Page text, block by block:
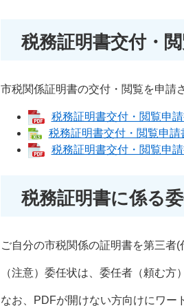
税務証明書交付・
市税関係証明書の交付・閲覧を申請
税務証明書交付・閲覧申
税務証明書交付・閲覧申
税務証明書交付・閲覧申
税務証明書に係る
ご自分の市税関係の証明書を第三者
（注意）委任状は、委任者（頼む方
なお、PDFが開けない方向けにワー